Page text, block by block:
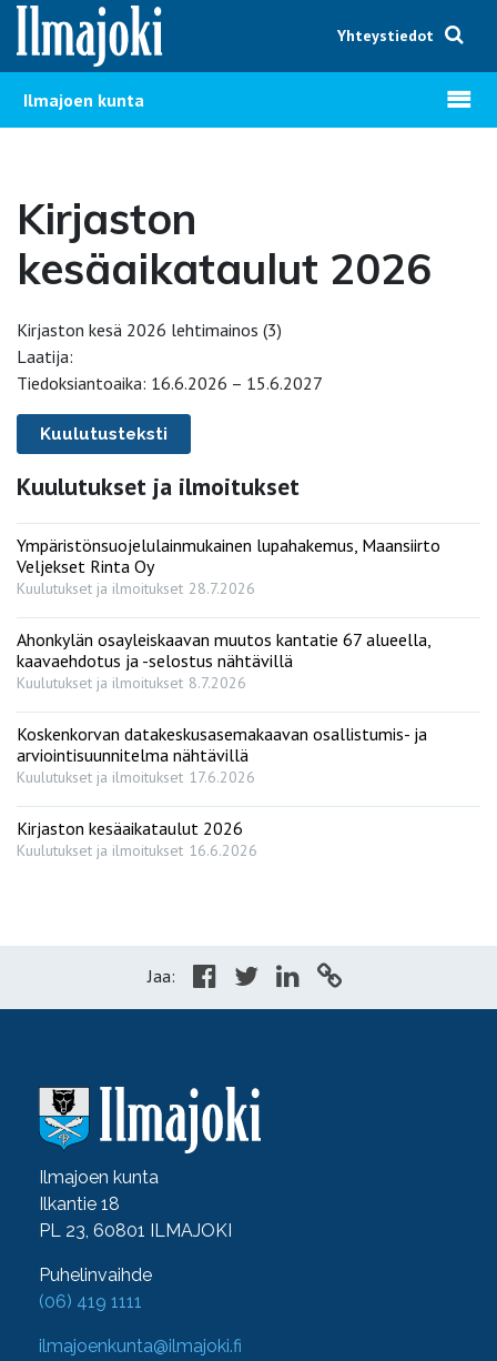
Hyppää sisältöön
Yhteystiedot
Ilmajoen kunta Avaa
Kirjaston
kesäaikataulut 2026
Kirjaston kesä 2026 lehtimainos (3)
Laatija:
Tiedoksiantoaika: 16.6.2026 – 15.6.2027
Kuulutusteksti
Kuulutukset ja ilmoitukset
Ympäristönsuojelulainmukainen lupahakemus, Maansiirto
Veljekset Rinta Oy
Kuulutukset ja ilmoitukset 28.7.2026
Ahonkylän osayleiskaavan muutos kantatie 67 alueella,
kaavaehdotus ja -selostus nähtävillä
Kuulutukset ja ilmoitukset 8.7.2026
Koskenkorvan datakeskusasemakaavan osallistumis- ja
arviointisuunnitelma nähtävillä
Kuulutukset ja ilmoitukset 17.6.2026
Kirjaston kesäaikataulut 2026
Kuulutukset ja ilmoitukset 16.6.2026
Jaa:
Ilmajoen kunta
Ilkantie 18
PL 23, 60801 ILMAJOKI
Puhelinvaihde
(06) 419 1111
ilmajoenkunta@ilmajoki.fi